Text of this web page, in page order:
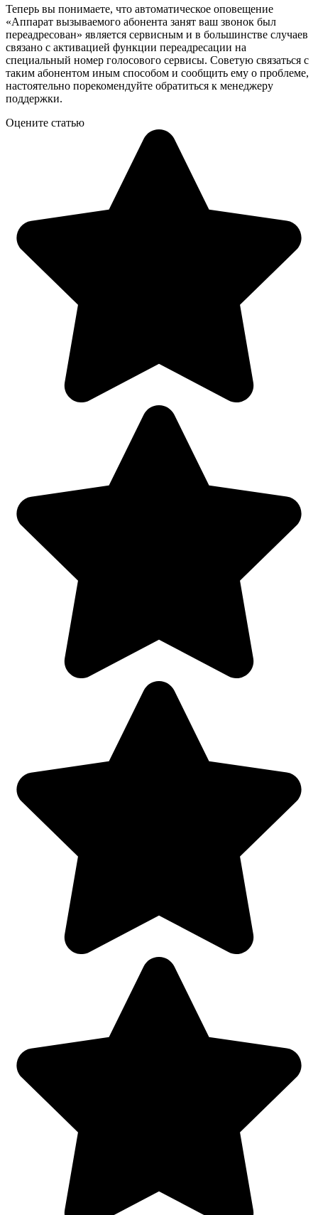
Теперь вы понимаете, что автоматическое оповещение
«Аппарат вызываемого абонента занят ваш звонок был
переадресован» является сервисным и в большинстве случаев
связано с активацией функции переадресации на
специальный номер голосового сервисы. Советую связаться с
таким абонентом иным способом и сообщить ему о проблеме,
настоятельно порекомендуйте обратиться к менеджеру
поддержки.
Оцените статью